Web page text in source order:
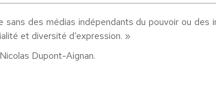
sans des médias indépendants du pouvoir ou des
et diversité d’expression. »
Dupont-Aignan.